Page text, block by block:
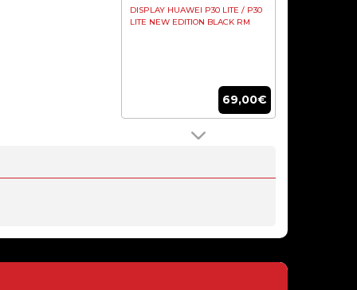
DISPLAY HUAWEI P30 LITE / P30
LITE NEW EDITION BLACK RM
69,00€
DISPLAY HUAWEI P8 LITE
DISPLAY HUAWEI P40 LITE 5G